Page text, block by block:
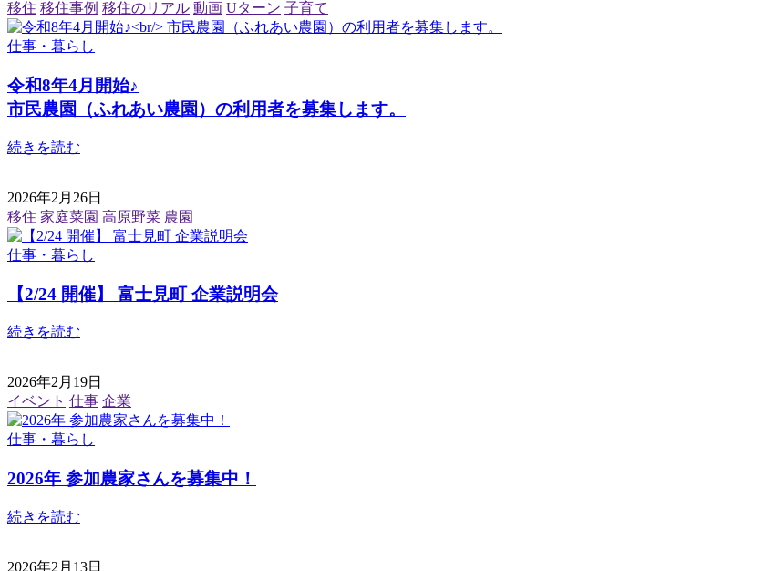
移住 移住事例 移住のリアル 動画 Uターン 子育て
仕事・暮らし
令和8年4月開始♪
市民農園（ふれあい農園）の利用者を募集します。
続きを読む
2026年2月26日
移住 家庭菜園 高原野菜 農園
仕事・暮らし
【2/24 開催】 富士見町 企業説明会
続きを読む
2026年2月19日
イベント 仕事 企業
仕事・暮らし
2026年 参加農家さんを募集中！
続きを読む
2026年2月13日